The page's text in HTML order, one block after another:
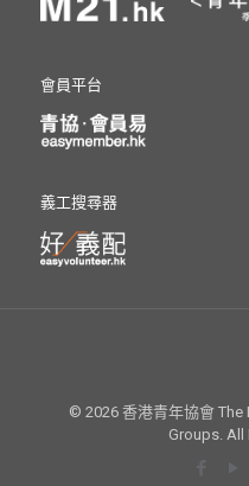
會員平台
義工搜尋器
© 2026 香港青年協會
Groups. All